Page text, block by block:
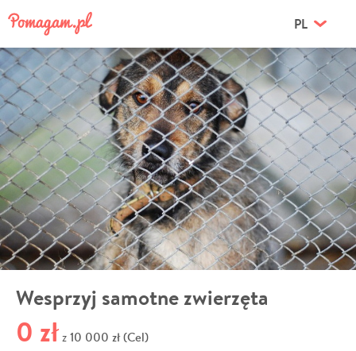
PL
Wesprzyj samotne zwierzęta
0 zł z 10 000 zł (Cel)